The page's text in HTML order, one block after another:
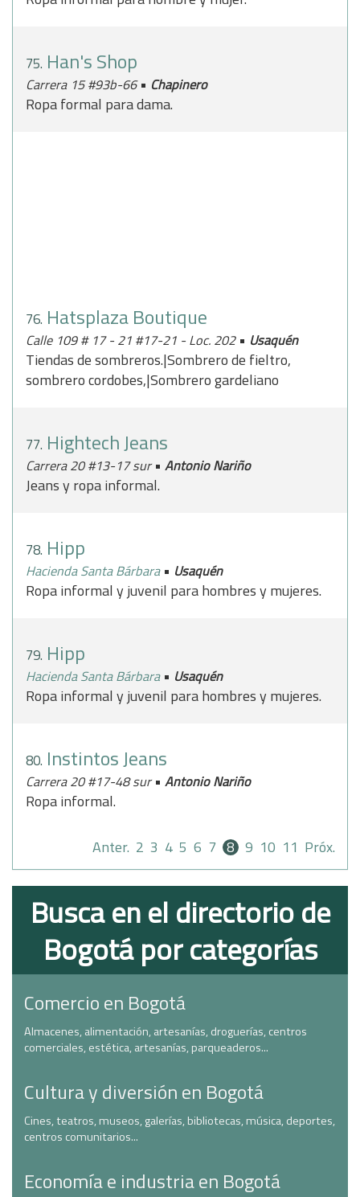
75. Han's Shop
Carrera 15 #93b-66• Chapinero
Ropa formal para dama.
76. Hatsplaza Boutique
Calle 109 # 17 - 21 #17-21 - Loc. 202 • Usaquén
Tiendas de sombreros.|Sombrero de fieltro,
sombrero cordobes,|Sombrero gardeliano
77. Hightech Jeans
Carrera 20 #13-17 sur• Antonio Nariño
Jeans y ropa informal.
78. Hipp
Hacienda Santa Bárbara • Usaquén
Ropa informal y juvenil para hombres y mujeres.
79. Hipp
Hacienda Santa Bárbara • Usaquén
Ropa informal y juvenil para hombres y mujeres.
80. Instintos Jeans
Carrera 20 #17-48 sur• Antonio Nariño
Ropa informal.
Anter. 2 3 4 5 6 7 8 9 10 11 Próx.
Busca en el directorio de
Bogotá por categorías
Comercio en Bogotá
Almacenes, alimentación, artesanías, droguerías, centros
comerciales, estética, artesanías, parqueaderos...
Cultura y diversión en Bogotá
Cines, teatros, museos, galerías, bibliotecas, música, deportes,
centros comunitarios...
Economía e industria en Bogotá